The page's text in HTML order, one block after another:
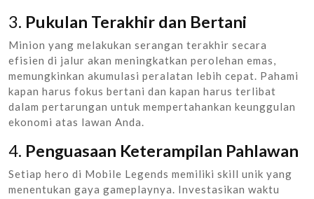
3. Pukulan Terakhir dan Bertani
Minion yang melakukan serangan terakhir secara
efisien di jalur akan meningkatkan perolehan emas,
memungkinkan akumulasi peralatan lebih cepat. Pahami
kapan harus fokus bertani dan kapan harus terlibat
dalam pertarungan untuk mempertahankan keunggulan
ekonomi atas lawan Anda.
4. Penguasaan Keterampilan Pahlawan
Setiap hero di Mobile Legends memiliki skill unik yang
menentukan gaya gameplaynya. Investasikan waktu